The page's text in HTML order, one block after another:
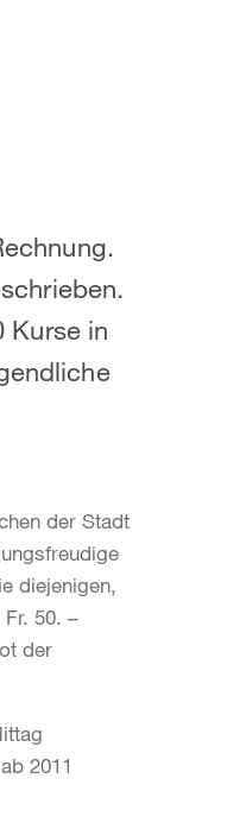
Kurse in
der Stadt
diejenigen,
50. –
der
2011